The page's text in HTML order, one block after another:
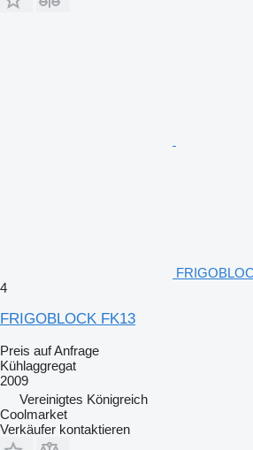
4
FRIGOBLOCK FK13
Preis auf Anfrage
Kühlaggregat
2009
Vereinigtes Königreich
Coolmarket
Verkäufer kontaktieren